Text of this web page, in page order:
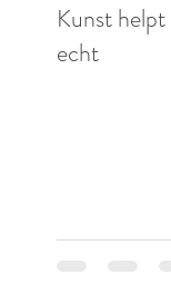
Kunst
echt